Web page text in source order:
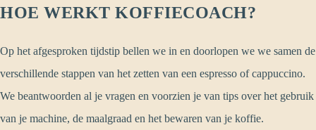
HOE WERKT KOFFIECOACH?
Op het afgesproken tijdstip bellen we in en doorlopen we we samen de
verschillende stappen van het zetten van een espresso of cappuccino.
We beantwoorden al je vragen en voorzien je van tips over het gebruik
van je machine, de maalgraad en het bewaren van je koffie.